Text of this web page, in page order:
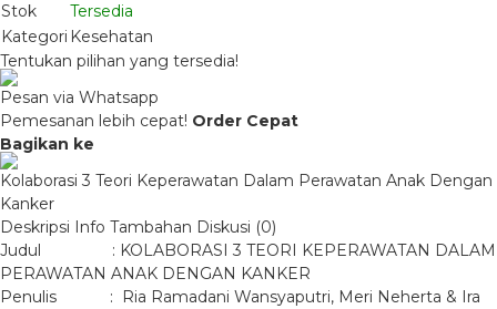
Stok
Tersedia
Kategori Kesehatan
Tentukan pilihan yang tersedia!
Pesan via Whatsapp
Pemesanan lebih cepat! Order Cepat
Bagikan ke
Kolaborasi 3 Teori Keperawatan Dalam Perawatan Anak Dengan
Kanker
Deskripsi Info Tambahan Diskusi (0)
Judul : KOLABORASI 3 TEORI KEPERAWATAN DALAM
PERAWATAN ANAK DENGAN KANKER
Penulis : Ria Ramadani Wansyaputri, Meri Neherta & Ira